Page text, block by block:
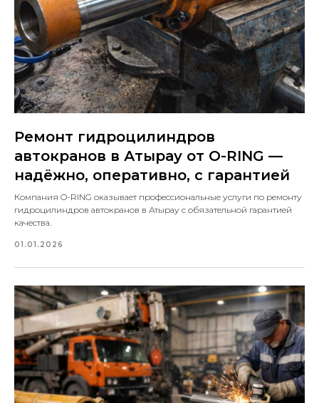
Ремонт гидроцилиндров
автокранов в Атырау от O-RING —
надёжно, оперативно, с гарантией
Компания O-RING оказывает профессиональные услуги по ремонту
гидроцилиндров автокранов в Атырау с обязательной гарантией
качества.
01.01.2026